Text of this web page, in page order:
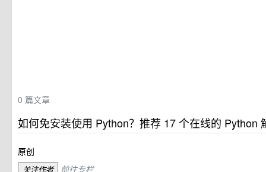
0 篇文章
如何免安装使用 Python？推荐 17 个在线的 Python
原创
关注作者
前往专栏